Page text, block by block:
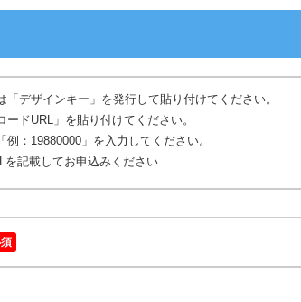
デザインキー」を発行して貼り付けてください。
ドURL」を貼り付けてください。
：19880000」を入力してください。
を記載してお申込みください